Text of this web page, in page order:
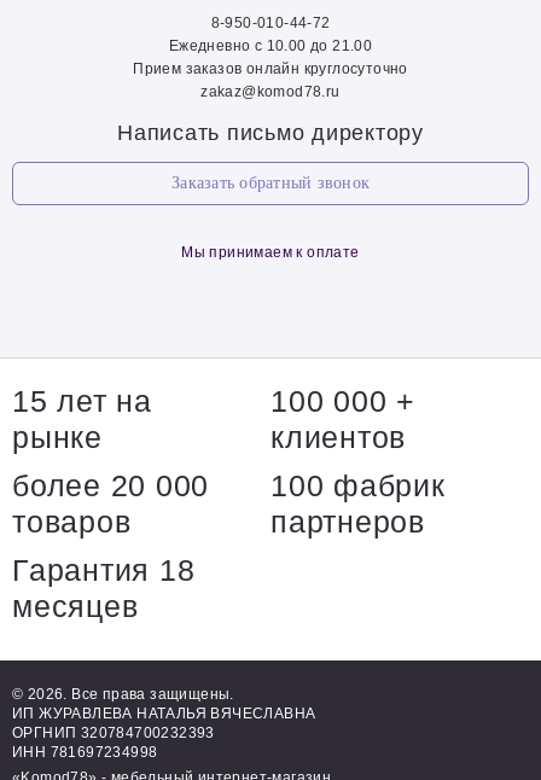
8-950-010-44-72
Ежедневно с 10.00 до 21.00
Прием заказов онлайн круглосуточно
zakaz@komod78.ru
Написать письмо директору
Заказать обратный звонок
Мы принимаем к оплате
15 лет на
рынке
100 000 +
клиентов
более 20 000
товаров
100 фабрик
партнеров
Гарантия 18
месяцев
© 2026. Все права защищены.
ИП ЖУРАВЛЕВА НАТАЛЬЯ ВЯЧЕСЛАВНА
ОРГНИП 320784700232393
ИНН 781697234998